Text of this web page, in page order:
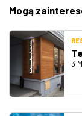
Mogą
3